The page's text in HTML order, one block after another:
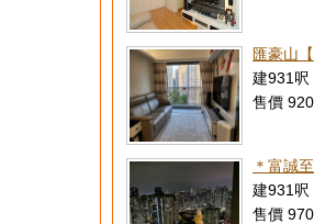
匯豪山
建931呎
售價
＊富誠
建931呎
售價